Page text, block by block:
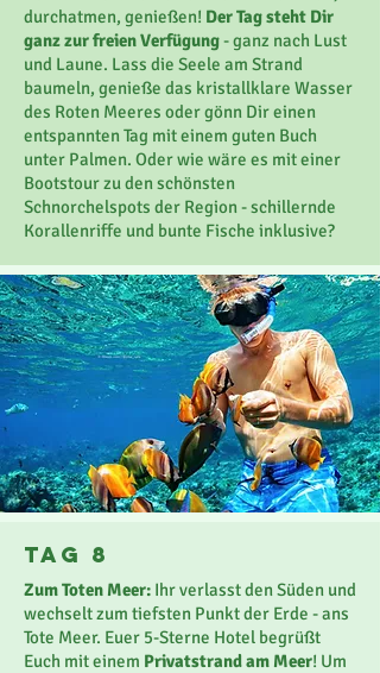
durchatmen, genießen! Der Tag steht Dir
ganz zur freien Verfügung- ganz nach Lust
und Laune. Lass die Seele am Strand
baumeln, genieße das kristallklare Wasser
des Roten Meeres oder gönn Dir einen
entspannten Tag mit einem guten Buch
unter Palmen. Oder wie wäre es mit einer
Bootstour zu den schönsten
Schnorchelspots der Region - schillernde
Korallenriffe und bunte Fische inklusive?
Tag 8
Zum Toten Meer: Ihr verlasst den Süden und
wechseltzum tiefsten Punkt der Erde - ans
Tote Meer. Euer 5-Sterne Hotel begrüßt
Euch mit einem Privatstrand am Meer! Um